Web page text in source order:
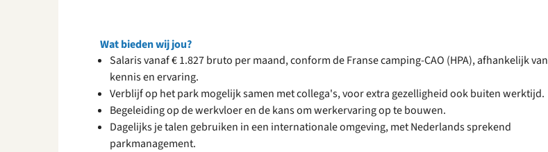
Wat bieden wij jou?
Salaris vanaf € 1.827 bruto per maand, conform de Franse camping-CAO (HPA), afhankelijk van
kennis en ervaring.
Verblijf op het park mogelijk samen met collega's, voor extra gezelligheid ook buiten werktijd.
Begeleiding op de werkvloer en de kans om werkervaring op te bouwen.
Dagelijks je talen gebruiken in een internationale omgeving, met Nederlands sprekend
parkmanagement.